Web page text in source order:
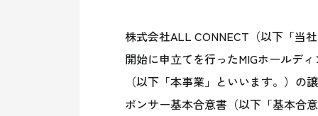
株式会社ALLCONNECT （以下「当
開始に申立てを行ったMIGホールデ
（以下「本事業」といいます。）
ポンサー基本合意書（以下「基本合